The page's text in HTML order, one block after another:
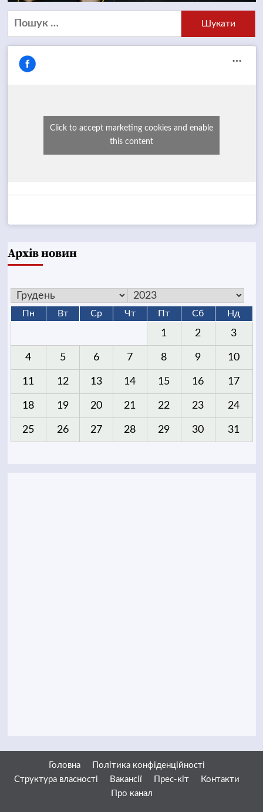
Пошук:
Click to accept marketing cookies and enable
this content
Архів новин
Пн Вт Ср Чт Пт Сб Нд
1 2 3
4 5 6 7 8 9 10
11 12 13 14 15 16 17
18 19 20 21 22 23 24
25 26 27 28 29 30 31
Головна
Політика конфіденційності
Структура власності
Вакансії Прес-кіт
Контакти
Про канал